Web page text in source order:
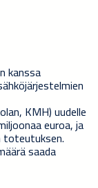
kanssa
KMH) uudelle
euroa, ja
toteutuksen.
saada